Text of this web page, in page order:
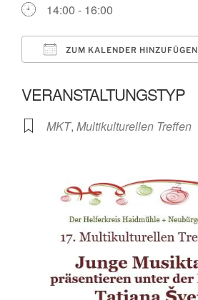
14:00 - 16:00
ZUM KALENDER HINZUFÜGEN
VERANSTALTUNGSTYP
MKT, Multikulturellen Treffen